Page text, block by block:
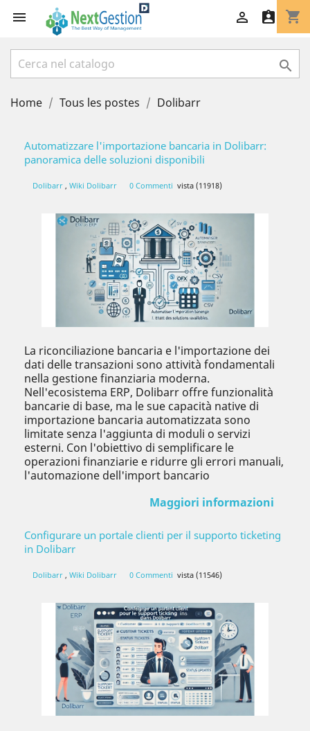
 shopping_cart
 

Home Tous les postes Dolibarr
Automatizzare l'importazione bancaria in Dolibarr:
panoramica delle soluzioni disponibili
Dolibarr , Wiki Dolibarr 0 Commenti vista (11918)
La riconciliazione bancaria e l'importazione dei
dati delle transazioni sono attività fondamentali
nella gestione finanziaria moderna.
Nell'ecosistema ERP, Dolibarr offre funzionalità
bancarie di base, ma le sue capacità native di
importazione bancaria automatizzata sono
limitate senza l'aggiunta di moduli o servizi
esterni. Con l'obiettivo di semplificare le
operazioni finanziarie e ridurre gli errori manuali,
l'automazione dell'import bancario
Maggiori informazioni
Configurare un portale clienti per il supporto ticketing
in Dolibarr
Dolibarr , Wiki Dolibarr 0 Commenti vista (11546)